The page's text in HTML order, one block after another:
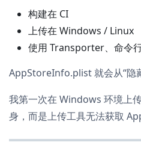
构建在 CI
上传在 Windows / Linux
使用 Transporter、命令
AppStoreInfo.plist 就会从“隐
我第一次在 Windows 环境上
身，而是上传工具无法获取